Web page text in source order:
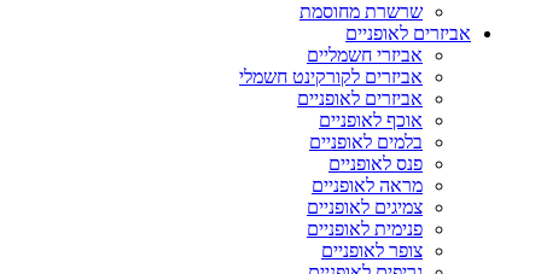
שרשרת מחוסמת
אביזרים לאופניים
אביזרי חשמליים
אביזרים לקורקינט חשמלי
אביזרים לאופניים
אוכף לאופניים
בלמים לאופניים
פנס לאופניים
מראה לאופניים
צמיגים לאופניים
פנימית לאופניים
צופר לאופניים